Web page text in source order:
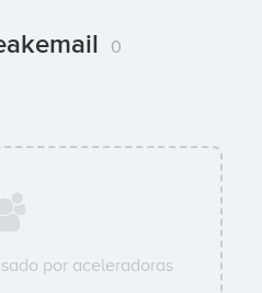
0
por aceleradoras